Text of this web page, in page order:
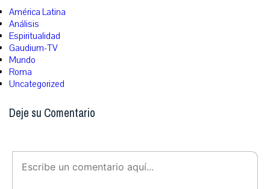
América Latina
Análisis
Espiritualidad
Gaudium-TV
Mundo
Roma
Uncategorized
Deje su Comentario